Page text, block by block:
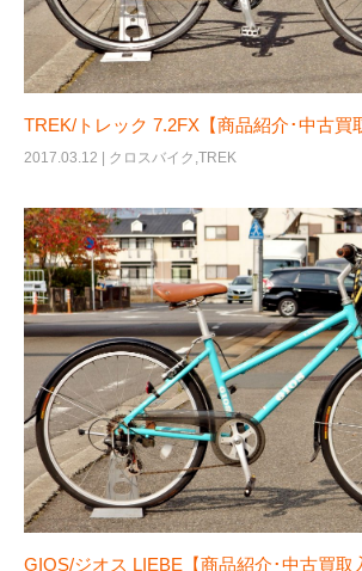
TREK/トレック 7.2FX【商品紹介･中古買
2017.03.12 | クロスバイク ,TREK
GIOS/ジオス LIEBE【商品紹介･中古買取